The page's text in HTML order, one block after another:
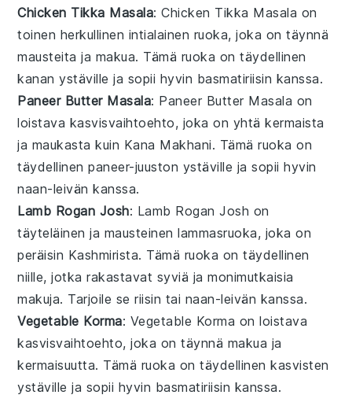
Chicken Tikka Masala: Chicken Tikka Masala on
toinen herkullinen intialainen ruoka, joka on täynnä
mausteita ja makua. Tämä ruoka on täydellinen
kanan ystäville ja sopii hyvin basmatiriisin kanssa.
Paneer Butter Masala: Paneer Butter Masala on
loistava kasvisvaihtoehto, joka on yhtä kermaista
ja maukasta kuin Kana Makhani. Tämä ruoka on
täydellinenpaneer-juuston ystäville ja sopii hyvin
naan-leivän kanssa.
Lamb Rogan Josh: Lamb Rogan Josh on
täyteläinen ja mausteinenlammasruoka, joka on
peräisin Kashmirista. Tämä ruoka on täydellinen
niille, jotka rakastavat syviä ja monimutkaisia
makuja. Tarjoile seriisin tai naan-leivän kanssa.
Vegetable Korma: Vegetable Korma on loistava
kasvisvaihtoehto, joka on täynnä makua ja
kermaisuutta. Tämä ruoka on täydellinenkasvisten
ystäville ja sopii hyvin basmatiriisin kanssa.